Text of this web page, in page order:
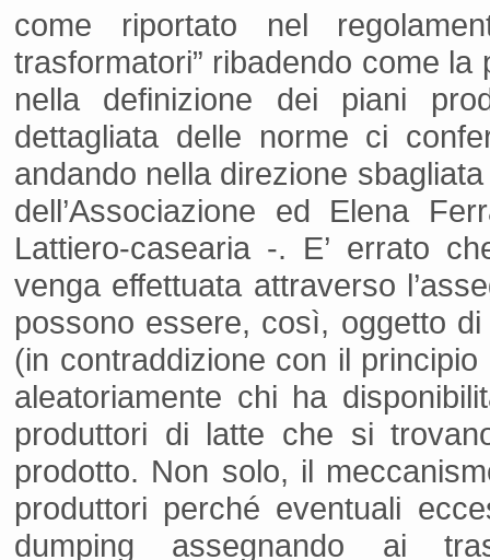
come riportato nel
trasformatori” ribadendo come
nella definizione dei piani
dettagliata delle norme ci
andando nella direzione
dell’Associazione ed Elena
Lattiero-casearia -. E’ errato
venga effettuata attraverso
possono essere, così, oggetto di
(in contraddizione con il
aleatoriamente chi ha
produttori di latte che si
prodotto. Non solo, il
produttori perché eventuali
dumping assegnando ai